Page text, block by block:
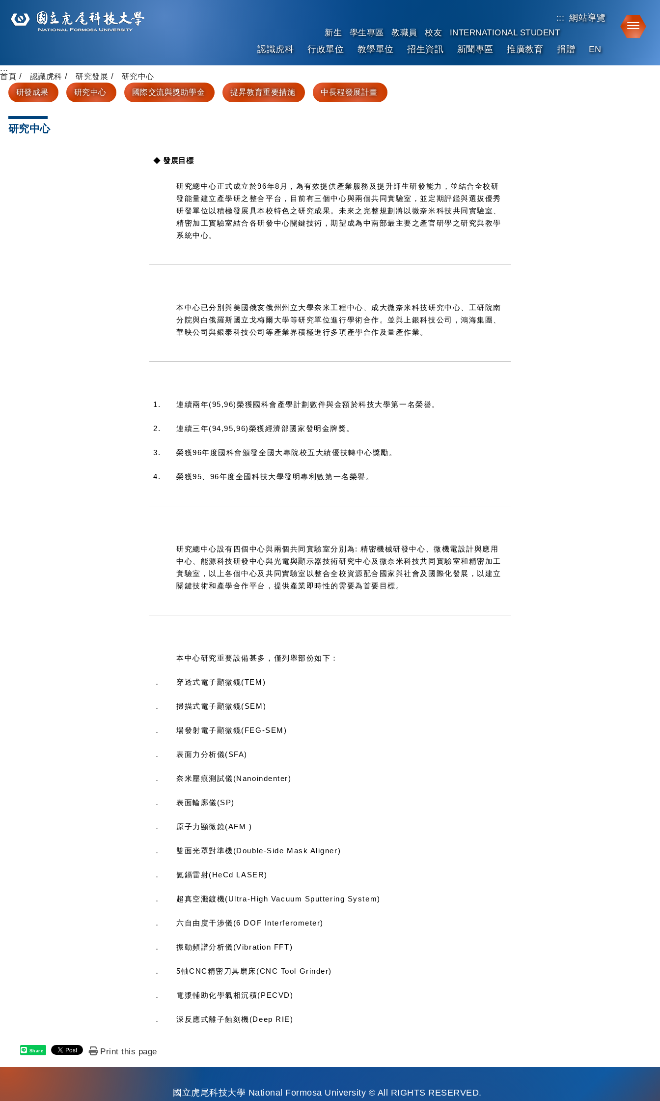
::: 網站導覽
新生 學生專區 教職員 校友 INTERNATIONAL STUDENT
認識虎科 行政單位 教學單位 招生資訊 新聞專區 推廣教育 捐贈 EN
:::
首頁 認識虎科 研究發展
研究中心
研發成果
研究中心 國際交流與獎助學金 提昇教育重要措施 中長程發展計畫
研究中心
◆ 發展目標
研究總中心正式成立於96年8月，為有效提供產業服務及提升師生研發能力，並結合全校研
發能量建立產學研之整合平台，目前有三個中心與兩個共同實驗室，並定期評鑑與選拔優秀
研發單位以積極發展具本校特色之研究成果。未來之完整規劃將以微奈米科技共同實驗室、
精密加工實驗室結合各研發中心關鍵技術，期望成為中南部最主要之產官研學之研究與教學
系統中心。
本中心已分別與美國俄亥俄州州立大學奈米工程中心、成大微奈米科技研究中心、工研院南
分院與白俄羅斯國立戈梅爾大學等研究單位進行學術合作。並與上銀科技公司，鴻海集團、
華映公司與銀泰科技公司等產業界積極進行多項產學合作及量產作業。
1. 連續兩年(95,96)榮獲國科會產學計劃數件與金額於科技大學第一名榮譽。
2. 連續三年(94,95,96)榮獲經濟部國家發明金牌獎。
3. 榮獲96年度國科會頒發全國大專院校五大績優技轉中心獎勵。
4. 榮獲95、96年度全國科技大學發明專利數第一名榮譽。
研究總中心設有四個中心與兩個共同實驗室分別為: 精密機械研發中心、微機電設計與應用
中心、能源科技研發中心與光電與顯示器技術研究中心及微奈米科技共同實驗室和精密加工
實驗室，以上各個中心及共同實驗室以整合全校資源配合國家與社會及國際化發展，以建立
關鍵技術和產學合作平台，提供產業即時性的需要為首要目標。
本中心研究重要設備甚多，僅列舉部份如下：
． 穿透式電子顯微鏡(TEM)
． 掃描式電子顯微鏡(SEM)
． 場發射電子顯微鏡(FEG-SEM)
． 表面力分析儀(SFA)
． 奈米壓痕測試儀(Nanoindenter)
． 表面輪廓儀(SP)
． 原子力顯微鏡(AFM )
． 雙面光罩對準機(Double-Side Mask Aligner)
． 氦鎘雷射(HeCd LASER)
． 超真空濺鍍機(Ultra-High Vacuum Sputtering System)
． 六自由度干涉儀(6 DOF Interferometer)
． 振動頻譜分析儀(Vibration FFT)
． 5軸CNC精密刀具磨床(CNC Tool Grinder)
． 電漿輔助化學氣相沉積(PECVD)
． 深反應式離子蝕刻機(Deep RIE)
Share Print this page
國立虎尾科技大學 National Formosa University © All RIGHTS RESERVED.